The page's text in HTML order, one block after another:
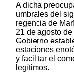
A dicha
umbrales del
regencia de
21 de agosto
Gobierno
estaciones
y facilitar el
legítimos.